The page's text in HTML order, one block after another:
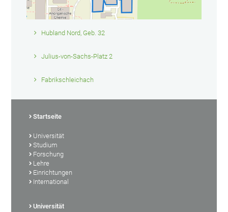
Hubland Nord, Geb. 32
Julius-von-Sachs-Platz 2
Fabrikschleichach
Startseite
Universität
Studium
Forschung
Lehre
Einrichtungen
International
Universität